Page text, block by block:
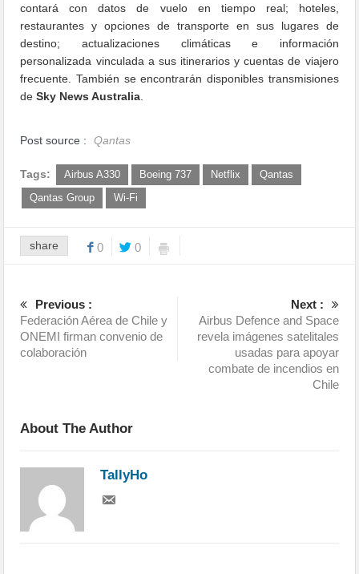
contará con datos de vuelo en tiempo real; hoteles,
restaurantes y opciones de transporte en sus lugares de
destino; actualizaciones climáticas e información
personalizada vinculada a sus itinerarios y cuentas de viajero
frecuente. También se encontrarán disponibles transmisiones
deSky News Australia
Post source : Qantas
Tags: Airbus A330 Boeing 737 Netflix
Qantas
Qantas Group
Wi-Fi
share 0 0
Previous :
Federación Aérea de Chile y
ONEMI firman convenio de
colaboración
Next :
Airbus Defence and Space
revela imágenes satelitales
usadas para apoyar
combate de incendios en
Chile
About The Author
TallyHo